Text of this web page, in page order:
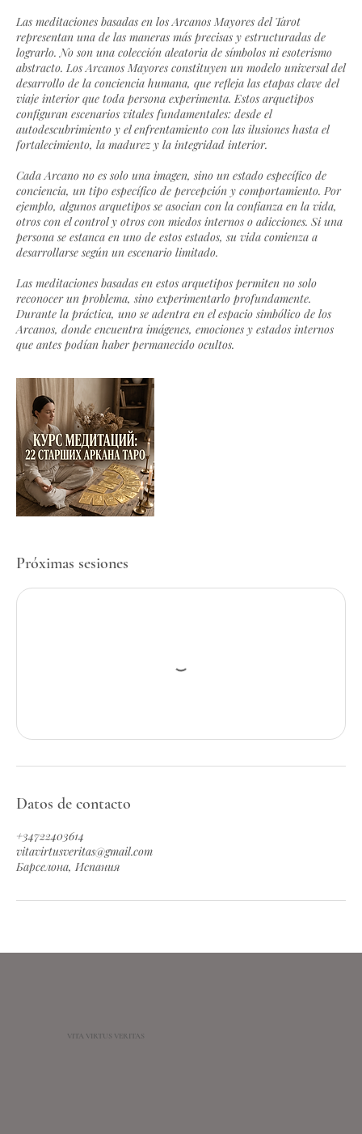
Las meditaciones basadas en los Arcanos Mayores del Tarot
representan una de las maneras más precisas y estructuradas de
lograrlo. No son una colección aleatoria de símbolos ni esoterismo
abstracto. Los Arcanos Mayores constituyen un modelo universal del
desarrollo de la conciencia humana, que refleja las etapas clave del
viaje interior que toda persona experimenta. Estos arquetipos
configuran escenarios vitales fundamentales: desde el
autodescubrimiento y el enfrentamiento con las ilusiones hasta el
fortalecimiento, la madurez y la integridad interior.
Cada Arcano no es solo una imagen, sino un estado específico de
conciencia, un tipo específico de percepción y comportamiento. Por
ejemplo, algunos arquetipos se asocian con la confianza en la vida,
otros con el control y otros con miedos internos o adicciones. Si una
persona se estanca en uno de estos estados, su vida comienza a
desarrollarse según un escenario limitado.
Las meditaciones basadas en estos arquetipos permiten no solo
reconocer un problema, sino experimentarlo profundamente.
Durante la práctica, uno se adentra en el espacio simbólico de los
Arcanos, donde encuentra imágenes, emociones y estados internos
que antes podían haber permanecido ocultos.
Próximas sesiones
Datos de contacto
+34722403614
vitavirtusveritas@gmail.com
Барселона, Испания
VITA VIRTUS VERITAS